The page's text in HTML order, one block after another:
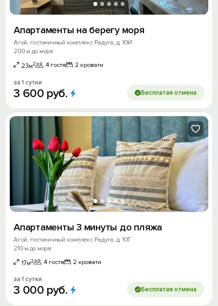
Апартаменты на берегу моря
Агой, гостиничный комплекс Радуга, д. 10И
200 м до моря
23м2 4 гостя 2 кровати
за 1 сутки
3 600 руб. Бесплатая отмена
Апартаменты 3 минуты до пляжа
Агой, гостиничный комплекс Радуга, д. 10Г
210 м до моря
17м2 4 гостя 2 кровати
за 1 сутки
3 000 руб. Бесплатая отмена